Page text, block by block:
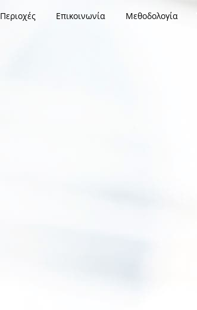
Περιοχές Επικοινωνία Μεθοδολογία